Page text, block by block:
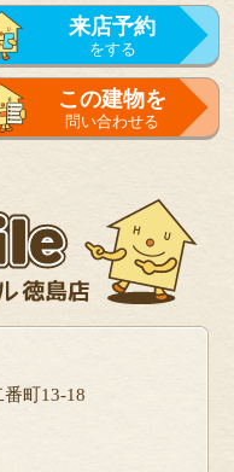
来店予約
をする
来店予約
をする
この建物を
問い合わせる
町13-18